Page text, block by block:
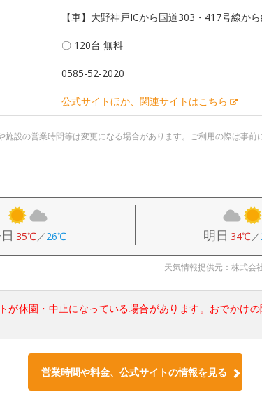
【車】大野神戸ICから国道303・417号線か
〇 120台 無料
0585-52-2020
公式サイトほか、関連サイトはこちら
設の営業時間等は変更になる場合があります。ご利用の際は事前
35℃／26℃ 明日 34℃／
天気情報提供元：株式会
が休園・中止になっている場合があります。おでかけ
営業時間や料金、公式サイトの情報を見る